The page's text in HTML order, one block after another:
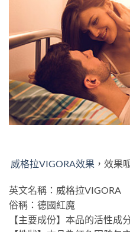
威格拉VIGORA效果 ，效果
英文名稱：威格拉VIGORA
俗稱：德國紅魔
【主要成份】本品的活性成